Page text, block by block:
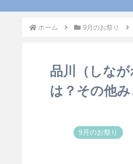
ホーム 9月のお祭り
品川（しな
は？その他
9月のお祭り